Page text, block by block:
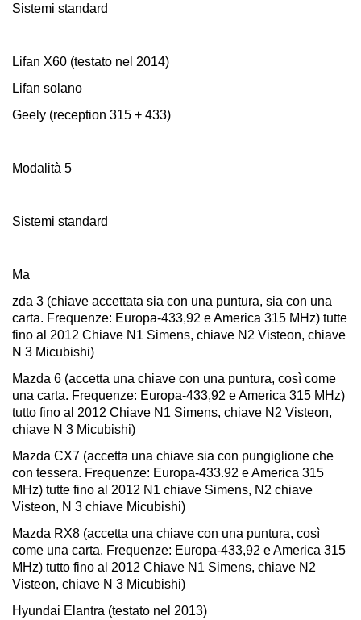
Sistemi standard
Lifan X60 (testato nel 2014)
Lifan solano
Geely (reception 315 + 433)
Modalità 5
Sistemi standard
Ma
zda 3 (chiave accettata sia con una puntura, sia con una
carta. Frequenze: Europa-433,92 e America 315 MHz) tutte
fino al 2012 Chiave N1 Simens, chiave N2 Visteon, chiave
N 3 Micubishi)
Mazda 6 (accetta una chiave con una puntura, così come
una carta. Frequenze: Europa-433,92 e America 315 MHz)
tutto fino al 2012 Chiave N1 Simens, chiave N2 Visteon,
chiave N 3 Micubishi)
Mazda CX7 (accetta una chiave sia con pungiglione che
con tessera. Frequenze: Europa-433.92 e America 315
MHz) tutte fino al 2012 N1 chiave Simens, N2 chiave
Visteon, N 3 chiave Micubishi)
Mazda RX8 (accetta una chiave con una puntura, così
come una carta. Frequenze: Europa-433,92 e America 315
MHz) tutto fino al 2012 Chiave N1 Simens, chiave N2
Visteon, chiave N 3 Micubishi)
Hyundai Elantra (testato nel 2013)